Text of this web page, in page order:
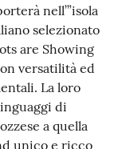
nell’”isola
selezionato
are Showing
versatilità ed
La loro
di
a quella
unico e ricco